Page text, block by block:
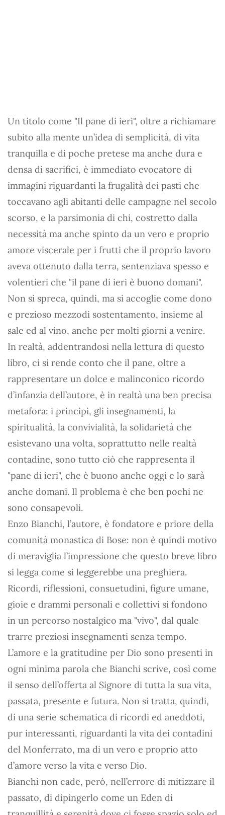
Un titolo come "Il pane di ieri", oltre a richiamare
subito alla mente un’idea di semplicità, di vita
tranquilla e di poche pretese ma anche dura e
densa di sacrifici, è immediato evocatore di
immagini riguardanti la frugalità dei pasti che
toccavano agli abitanti delle campagne nel secolo
scorso, e la parsimonia di chi, costretto dalla
necessità ma anche spinto da un vero e proprio
amore viscerale per i frutti che il proprio lavoro
aveva ottenuto dalla terra, sentenziava spesso e
volentieri che "il pane di ieri è buono domani".
Non si spreca, quindi, ma si accoglie come dono
e prezioso mezzodi sostentamento, insieme al
sale ed al vino, anche per molti giorni a venire.
In realtà, addentrandosi nella lettura di questo
libro, ci si rende conto che il pane, oltre a
rappresentare un dolce e malinconico ricordo
d’infanzia dell’autore, è in realtà una ben precisa
metafora: i principi, gli insegnamenti, la
spiritualità, la convivialità, la solidarietà che
esistevano una volta, soprattutto nelle realtà
contadine, sono tutto ciò che rappresenta il
"pane di ieri", che è buono anche oggi e lo sarà
anche domani. Il problema è che ben pochi ne
sono consapevoli.
Enzo Bianchi, l’autore, è fondatore e priore della
comunità monastica di Bose: non è quindi motivo
di meraviglia l’impressione che questo breve libro
si legga come si leggerebbe una preghiera.
Ricordi, riflessioni, consuetudini, figure umane,
gioie e drammi personali e collettivi si fondono
in un percorso nostalgico ma "vivo", dal quale
trarre preziosi insegnamenti senza tempo.
L’amore e la gratitudine per Dio sono presenti in
ogni minima parola che Bianchi scrive, così come
il senso dell’offerta al Signore di tutta la sua vita,
passata, presente e futura. Non si tratta, quindi,
di una serie schematica di ricordi ed aneddoti,
pur interessanti, riguardanti la vita dei contadini
del Monferrato, ma di un vero e proprio atto
d’amore verso la vita e verso Dio.
Bianchi non cade, però, nell’errore di mitizzare il
passato, di dipingerlo come un Eden di